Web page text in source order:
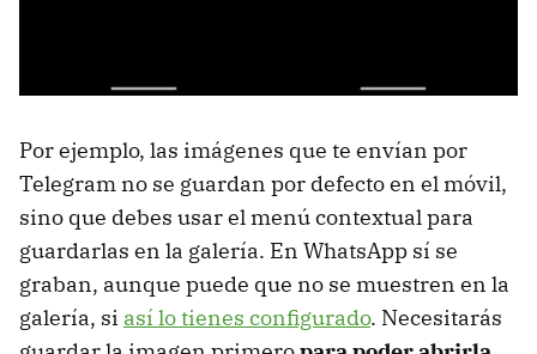
Por ejemplo, las imágenes que te envían por
Telegram no se guardan por defecto en el móvil,
sino que debes usar el menú contextual para
guardarlas en la galería. En WhatsApp sí se
graban, aunque puede que no se muestren en la
galería, si así lo tienes configurado. Necesitarás